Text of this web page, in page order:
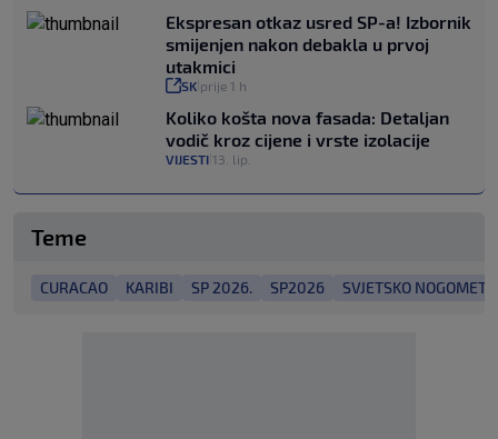
Ekspresan otkaz usred SP-a! Izbornik
smijenjen nakon debakla u prvoj
utakmici
SK prije 1 h
Koliko košta nova fasada: Detaljan
vodič kroz cijene i vrste izolacije
VIJESTI 13. lip.
Teme
CURACAO KARIBI SP 2026. SP2026 SVJETSKO